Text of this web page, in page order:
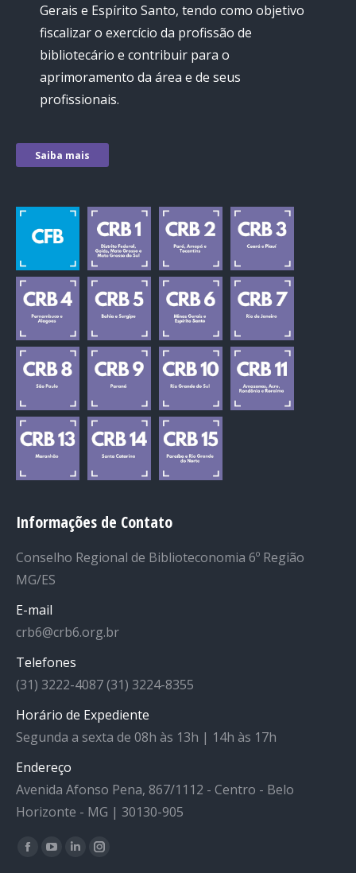
Gerais e Espírito Santo, tendo como objetivo
fiscalizar o exercício da profissão de
bibliotecário e contribuir para o
aprimoramento da área e de seus
profissionais.
Saiba mais
Informações de Contato
Conselho Regional de Biblioteconomia 6º Região
MG/ES
E-mail
crb6@crb6.org.br
Telefones
(31) 3222-4087 (31) 3224-8355
Horário de Expediente
Segunda a sexta de 08h às 13h | 14h às 17h
Endereço
Avenida Afonso Pena, 867/1112 - Centro - Belo
Horizonte - MG | 30130-905
Facebook
YouTube
LinkedinInstagram